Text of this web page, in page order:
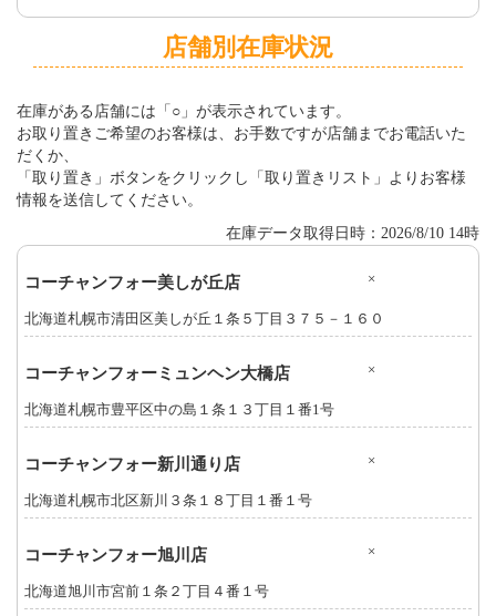
店舗別在庫状況
在庫がある店舗には「○」が表示されています。
お取り置きご希望のお客様は、お手数ですが店舗までお電話いた
だくか、
「取り置き」ボタンをクリックし「取り置きリスト」よりお客様
情報を送信してください。
在庫データ取得日時：2026/8/10 14時
コーチャンフォー美しが丘店 ×
北海道札幌市清田区美しが丘１条５丁目３７５－１６０
コーチャンフォーミュンヘン大橋店 ×
北海道札幌市豊平区中の島１条１３丁目１番1号
コーチャンフォー新川通り店 ×
北海道札幌市北区新川３条１８丁目１番１号
コーチャンフォー旭川店 ×
北海道旭川市宮前１条２丁目４番１号